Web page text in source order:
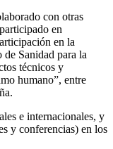
con otras
en
en la
Sanidad para la
técnicos y
humano”, entre
e internacionales, y
y conferencias) en los